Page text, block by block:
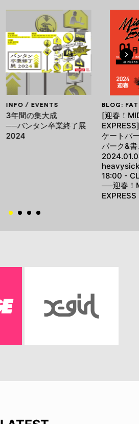
INFO / EVENTS
3年間の集大成
──バンタン卒業終了展
2024
BLOG:
[迎春！
ケートパ
パーク&
18:00 -
──迎春！
EXPRESS